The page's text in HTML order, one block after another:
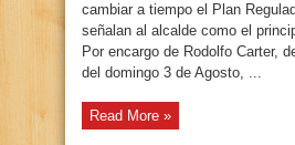
cambiar a tiempo el Plan
señalan al alcalde como el
Por encargo de Rodolfo Carter,
del domingo 3 de Agosto, ...
Read More »